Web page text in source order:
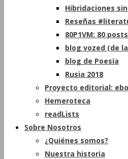
Hibridaciones
Reseñas
80P1VM: 80
blog vozed (de
blog de Poesía
Rusia 2018
Proyecto editorial:
Hemeroteca
readLists
Sobre Nosotros
¿Quiénes somos?
Nuestra historia